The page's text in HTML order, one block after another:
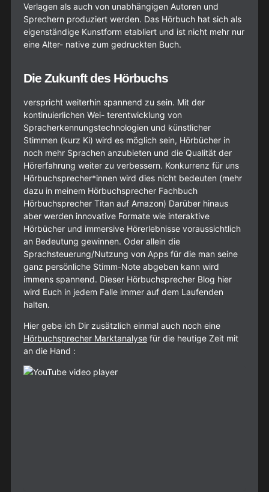
Verlagen als auch von unabhängigen Autoren und
Sprechern produziert werden. Das Hörbuch hat sich als
eigenständige Kunstform etabliert und ist nicht mehr nur
eine Alter- native zum gedruckten Buch.
Die Zukunft des Hörbuchs
verspricht weiterhin spannend zu sein. Mit der
kontinuierlichen Wei- terentwicklung von
Spracherkennungstechnologien und künstlicher
Stimmen (kurz Ki) wird es möglich sein, Hörbücher in
noch mehr Sprachen anzubieten und die Qualität der
Hörerfahrung weiter zu verbessern. Konkurrenz für uns
Hörbuchsprecher*innen wird dies nicht bedeuten (mehr
dazu in meinem Hörbuchsprecher Fachbuch
Hörbuchsprecher Titan auf Amazon) Darüber hinaus
aber werden innovative Formate wie interaktive
Hörbücher und immersive Hörerlebnisse voraussichtlich
an Bedeutung gewinnen. Oder allein die
Sprachsteuerung/Nutzung von Apps für die man seine
ganz persönliche Stimm-Note abgeben kann wird
immens spannend. Dieser Hörbuchsprecher Blog hier
wird Euch in jedem Falle immer auf dem Laufenden
halten.
Hier gebe ich Dir zusätzlich einmal auch noch eine
Hörbuchsprecher Marktanalyse für die heutige Zeit mit
an die Hand :